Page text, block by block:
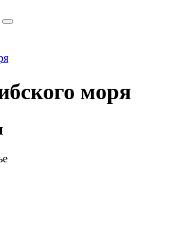
моря